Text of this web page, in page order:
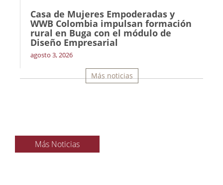
Casa de Mujeres Empoderadas y
WWB Colombia impulsan formación
rural en Buga con el módulo de
Diseño Empresarial
agosto 3, 2026
Más noticias
Más Noticias